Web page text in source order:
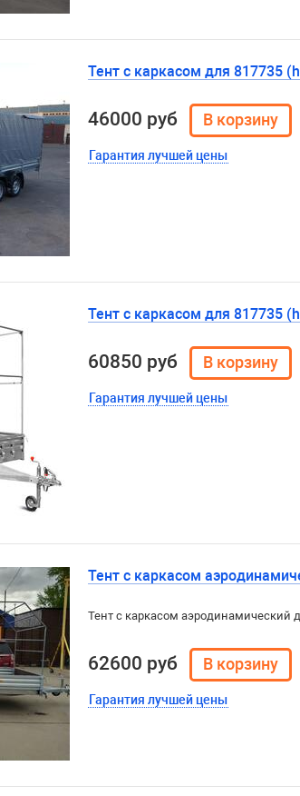
Тент с каркасом для 817735
46000 руб
Гарантия лучшей цены
Тент с каркасом для 817735
60850 руб
Гарантия лучшей цены
Тент с каркасом
Тент с каркасом аэродинамический
62600 руб
Гарантия лучшей цены